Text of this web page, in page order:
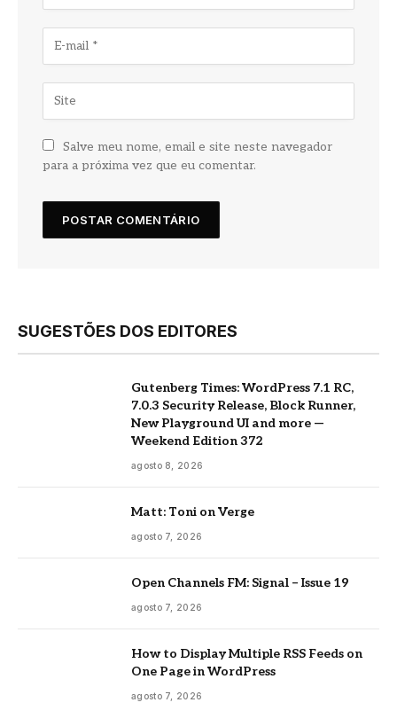
Salve meu nome, email e site neste navegador
para a próxima vez que eu comentar.
SUGESTÕES DOS EDITORES
Gutenberg Times: WordPress 7.1 RC,
7.0.3 Security Release, Block Runner,
New Playground UI and more —
Weekend Edition 372
agosto 8, 2026
Matt: Toni on Verge
agosto 7, 2026
Open Channels FM: Signal – Issue 19
agosto 7, 2026
How to Display Multiple RSS Feeds on
One Page in WordPress
agosto 7, 2026